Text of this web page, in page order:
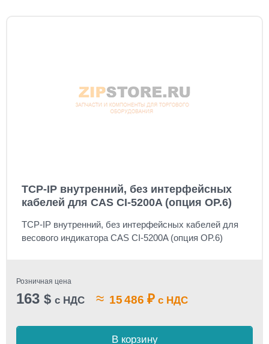
TCP-IP внутренний, без интерфейсных
кабелей для CAS CI-5200A (опция OP.6)
TCP-IP внутренний, без интерфейсных кабелей для
весового индикатора CAS CI-5200A (опция OP.6)
Розничная цена
163 $ с НДС ≈ 15 486 ₽ с НДС
В корзину